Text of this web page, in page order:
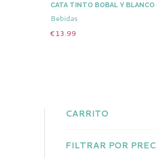
CATA TINTO BOBAL Y BLANCO
Bebidas
€13.99
CARRITO
FILTRAR POR